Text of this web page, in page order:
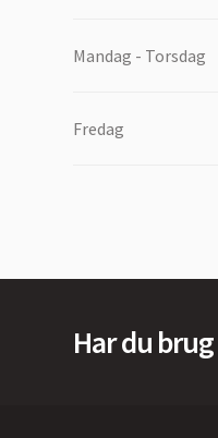
Mandag - Torsdag
Fredag
Har du